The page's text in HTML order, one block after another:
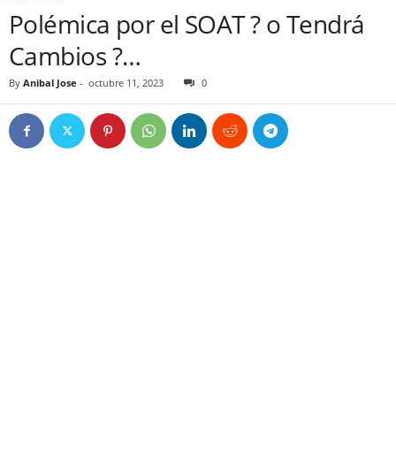
Polémica por el SOAT ? o Tendrá
Cambios ?…
By Anibal Jose - octubre 11, 2023 0